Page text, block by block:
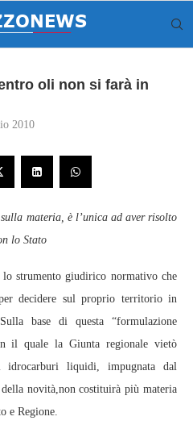
oli non si farà in
2010
materia, è l’unica ad aver risolto
lo Stato
strumento giudirico normativo che
decidere sul proprio territorio in
base di questa “formulazione
il quale la Giunta regionale vietò
idrocarburi liquidi, impugnata dal
novità,non costituirà più materia
e Regione.